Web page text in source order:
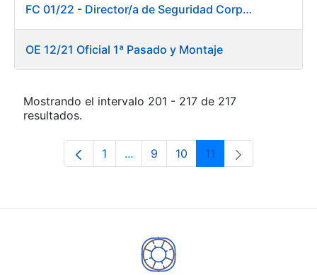
FC 01/22 - Director/a de Seguridad Corporativa
OE 12/21 Oficial 1ª Pasado y Montaje
Mostrando el intervalo 201 - 217 de 217
resultados.
Página
1 ...Páginas intermedias Use TAB para
Página
9 Página
10 Página
11